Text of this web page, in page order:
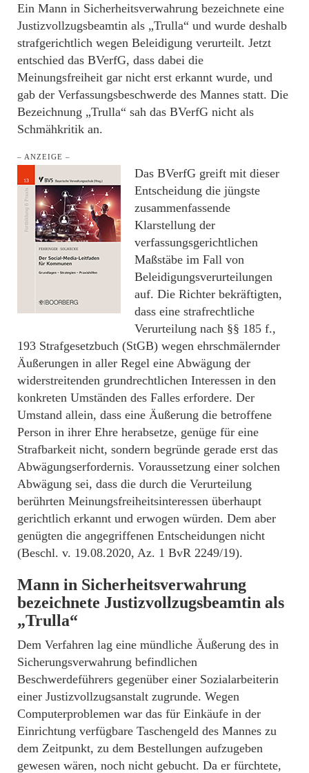
Ein Mann in Sicherheitsverwahrung bezeichnete eine
Justizvollzugsbeamtin als „Trulla“ und wurde deshalb
strafgerichtlich wegen Beleidigung verurteilt. Jetzt
entschied das BVerfG, dass dabei die
Meinungsfreiheit gar nicht erst erkannt wurde, und
gab der Verfassungsbeschwerde des Mannes statt. Die
Bezeichnung „Trulla“ sah das BVerfG nicht als
Schmähkritik an.
– ANZEIGE –
Das BVerfG greift mit dieser
Entscheidung die jüngste
zusammenfassende
Klarstellung der
verfassungsgerichtlichen
Maßstäbe im Fall von
Beleidigungsverurteilungen
auf. Die Richter bekräftigten,
dass eine strafrechtliche
Verurteilung nach §§ 185 f.,
193 Strafgesetzbuch (StGB) wegen ehrschmälernder
Äußerungen in aller Regel eine Abwägung der
widerstreitenden grundrechtlichen Interessen in den
konkreten Umständen des Falles erfordere. Der
Umstand allein, dass eine Äußerung die betroffene
Person in ihrer Ehre herabsetze, genüge für eine
Strafbarkeit nicht, sondern begründe gerade erst das
Abwägungserfordernis. Voraussetzung einer solchen
Abwägung sei, dass die durch die Verurteilung
berührten Meinungsfreiheitsinteressen überhaupt
gerichtlich erkannt und erwogen würden. Dem aber
genügten die angegriffenen Entscheidungen nicht
(Beschl. v. 19.08.2020, Az. 1 BvR 2249/19).
Mann in Sicherheitsverwahrung
bezeichnete Justizvollzugsbeamtin als
„Trulla“
Dem Verfahren lag eine mündliche Äußerung des in
Sicherungsverwahrung befindlichen
Beschwerdeführers gegenüber einer Sozialarbeiterin
einer Justizvollzugsanstalt zugrunde. Wegen
Computerproblemen war das für Einkäufe in der
Einrichtung verfügbare Taschengeld des Mannes zu
dem Zeitpunkt, zu dem Bestellungen aufzugeben
gewesen wären, noch nicht gebucht. Da er fürchtete,